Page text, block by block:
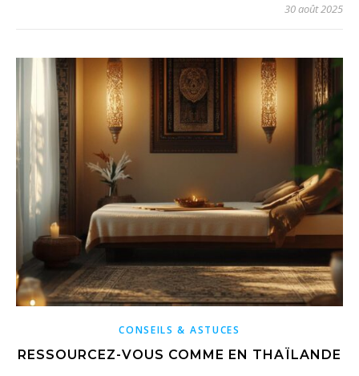
30 août 2025
CONSEILS & ASTUCES
RESSOURCEZ-VOUS COMME EN THAÏLANDE